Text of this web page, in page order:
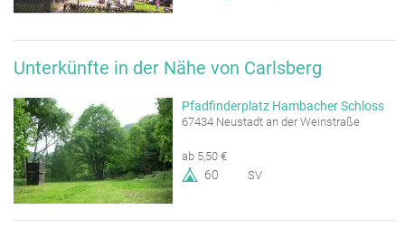
Unterkünfte in der Nähe von Carlsberg
Pfadfinderplatz Hambacher Schloss
67434 Neustadt an der Weinstraße
ab 5,50 €
60 SV